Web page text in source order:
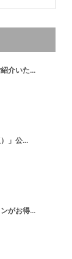
介いた...
」公...
がお得...